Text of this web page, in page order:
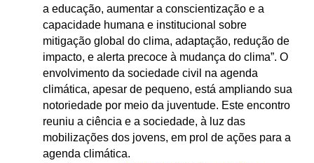
a educação, aumentar a conscientização e a
capacidade humana e institucional sobre
mitigação global do clima, adaptação, redução de
impacto, e alerta precoce à mudança do clima”. O
envolvimento da sociedade civil na agenda
climática, apesar de pequeno, está ampliando sua
notoriedade por meio da juventude. Este encontro
reuniu a ciência e a sociedade, à luz das
mobilizações dos jovens, em prol de ações para a
agenda climática.